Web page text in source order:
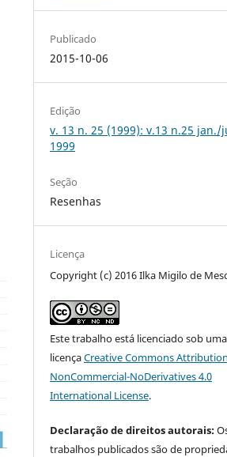
Publicado
2015-10-06
Edição
v. 13 n. 25 (1999): v.13 n.25 jan./
1999
Seção
Resenhas
Licença
Copyright (c) 2016 Ilka Migilo de
Este trabalho está licenciado sob uma
licençaCreative Commons
NonCommercial-NoDerivatives 4.0
International License.
Declaração de direitos autorais:
trabalhos publicados são de